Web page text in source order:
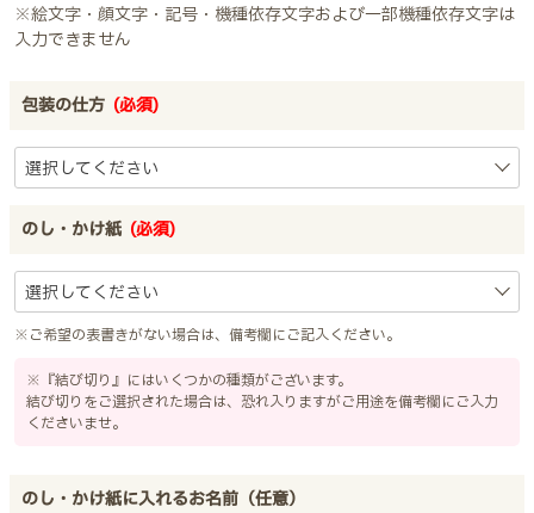
※絵文字・顔文字・記号・機種依存文字および一部機種依存文字は
入力できません
包装の仕方 (必須)
のし・かけ紙 (必須)
※ご希望の表書きがない場合は、備考欄にご記入ください。
※『結び切り』にはいくつかの種類がございます。
結び切りをご選択された場合は、恐れ入りますがご用途を備考欄にご入力
くださいませ。
のし・かけ紙に入れるお名前（任意）